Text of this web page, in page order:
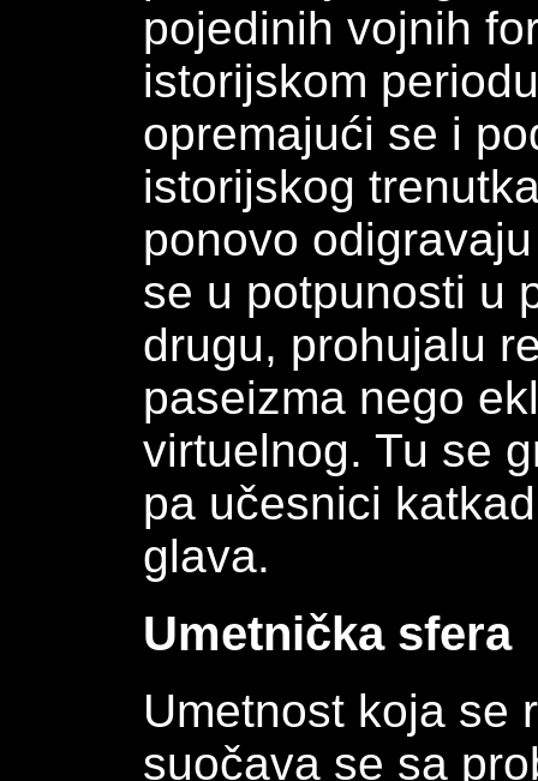
pojedinih vojnih
istorijskom
opremajući se i
istorijskog
ponovo
se u potpunosti u
drugu, prohujalu
paseizma nego
virtuelnog. Tu se
pa učesnici
glava.
Umetnička sfera
Umetnost koja se
suočava se sa